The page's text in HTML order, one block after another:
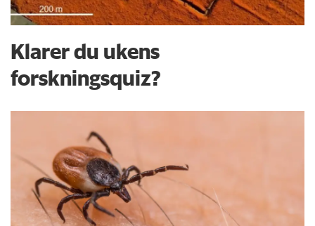
Klarer du ukens
forskningsquiz?